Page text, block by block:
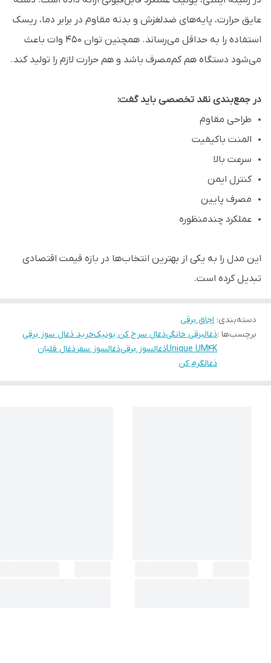
عایق حرارت، پایه‌های ضدلغزش و بدنه مقاوم در برابر دما، ریسک
استفاده را به حداقل می‌رساند. همچنین توان ۴۵۰ وات باعث
می‌شود دستگاه هم کم‌مصرف باشد و هم حرارت لازم را تولید کند.
در جمع‌بندی نقد تخصصی باید گفت:
طراحی مقاوم
المنت باکیفیت
سرعت بالا
کنترل ایمن
مصرف پایین
عملکرد چندمنظوره
این مدل را به یکی از بهترین انتخاب‌ها در بازه قیمت اقتصادی
تبدیل کرده است.
دسته‌بندی: اجاق برقی
برچسب‌ها :ذغالبرقی خانگیذغال سرخ کن یونیکخرید ذغال سوز برقی
Unique UM4Kذغالسوز برقیذغالسوز سفرذغال قلیان
ذغالگرم کن